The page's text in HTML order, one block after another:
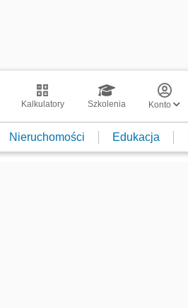
Kalkulatory Szkolenia Konto
Nieruchomości Edukacja